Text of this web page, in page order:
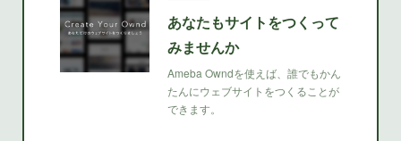
あなたもサイトをつくって
みませんか
Ameba Owndを使えば、誰でもかん
たんにウェブサイトをつくることが
できます。